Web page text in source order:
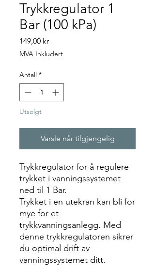
Trykkregulator 1
Bar (100 kPa)
149,00 krPris
MVA Inkludert
Antall *
Utsolgt
Varsle når tilgjengelig
Trykkregulator for å regulere
trykket i vanningssystemet
ned til 1 Bar.
Trykket i en utekran kan bli for
mye for et
trykkvanningsanlegg. Med
denne trykkregulatoren sikrer
du optimal drift av
vanningssystemet ditt.